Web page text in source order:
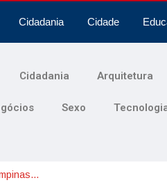
Cidadania Cidade
Cidadania Arquitetura
Sexo